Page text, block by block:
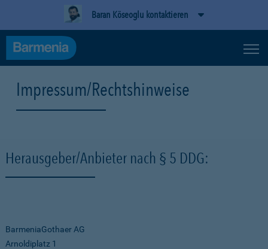
Baran Köseoglu kontaktieren
Impressum/Rechtshinweise
Herausgeber/Anbieter nach § 5 DDG:
BarmeniaGothaer AG
Arnoldiplatz 1